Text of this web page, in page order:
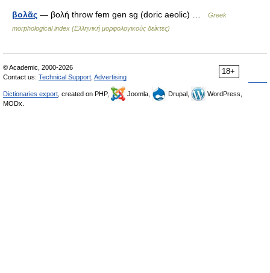
βολᾶς — βολή throw fem gen sg (doric aeolic) …
Greek
morphological index (Ελληνική μορφολογικούς δείκτες)
18+
© Academic, 2000-2026
Contact us: Technical Support Advertising
Dictionaries export , created on PHP, Joomla, Drupal,
WordPress,
MODx.